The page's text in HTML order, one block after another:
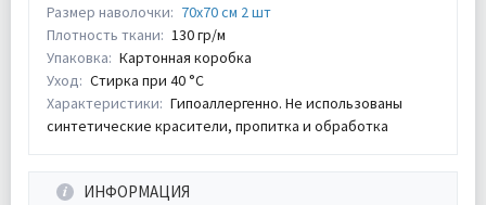
Размер наволочки: 70х70 см 2 шт
Плотность ткани: 130 гр/м
Упаковка: Картонная коробка
Уход: Стирка при 40 °С
Характеристики: Гипоаллергенно. Не использованы
синтетические красители, пропитка и обработка
ИНФОРМАЦИЯ